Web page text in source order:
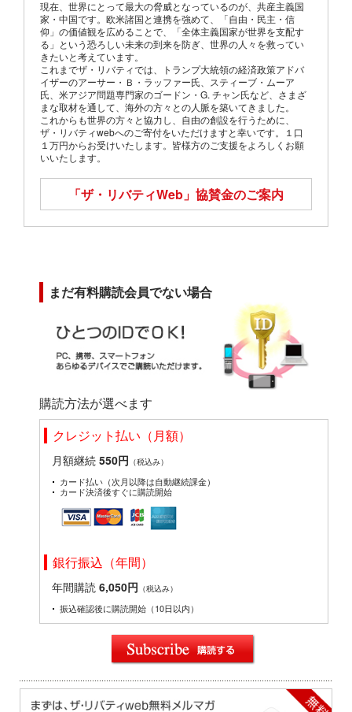
現在、世界にとって最大の脅威となっているのが、共産主義国
家・中国です。欧米諸国と連携を強めて、「自由・民主・信
仰」の価値観を広めることで、「全体主義国家が世界を支配す
る」という恐ろしい未来の到来を防ぎ、世界の人々を救ってい
きたいと考えています。
これまでザ・リバティでは、トランプ大統領の経済政策アドバ
イザーのアーサー・Ｂ・ラッファー氏、スティーブ・ムーア
氏、米アジア問題専門家のゴードン・G. チャン氏など、さまざ
まな取材を通して、海外の方々との人脈を築いてきました。
これからも世界の方々と協力し、自由の創設を行うために、
ザ・リバティwebへのご寄付をいただけますと幸いです。１口
１万円からお受けいたします。皆様方のご支援をよろしくお願
いいたします。
「ザ・リバティWeb」 協賛金のご案内
まだ有料購読会員でない場合
購読方法が選べます
クレジット払い（月額）
月額継続 550円 （税込み）
カード払い（次月以降は自動継続課金）
カード決済後すぐに購読開始
銀行振込（年間）
年間購読 6,050円 （税込み）
振込確認後に購読開始（10日以内）